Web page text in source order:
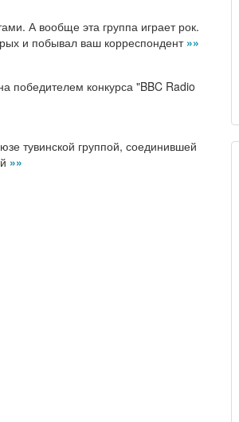
А вообще эта группа играет рок.
и побывал ваш корреспондент »»
победителем конкурса "BBC Radio
тувинской группой, соединившей
»»